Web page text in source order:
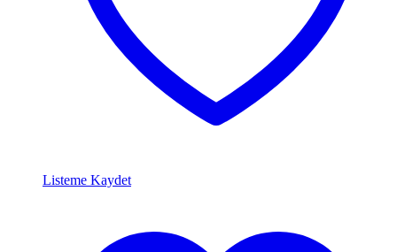
Listeme Kaydet